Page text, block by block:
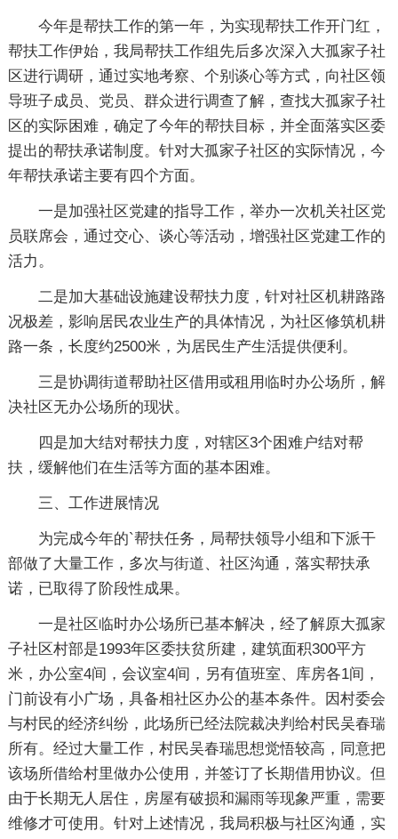
今年是帮扶工作的第一年，为实现帮扶工作开门红，
帮扶工作伊始，我局帮扶工作组先后多次深入大孤家子社
区进行调研，通过实地考察、个别谈心等方式，向社区领
导班子成员、党员、群众进行调查了解，查找大孤家子社
区的实际困难，确定了今年的帮扶目标，并全面落实区委
提出的帮扶承诺制度。针对大孤家子社区的实际情况，今
年帮扶承诺主要有四个方面。
一是加强社区党建的指导工作，举办一次机关社区党
员联席会，通过交心、谈心等活动，增强社区党建工作的
活力。
二是加大基础设施建设帮扶力度，针对社区机耕路路
况极差，影响居民农业生产的具体情况，为社区修筑机耕
路一条，长度约2500米，为居民生产生活提供便利。
三是协调街道帮助社区借用或租用临时办公场所，解
决社区无办公场所的现状。
四是加大结对帮扶力度，对辖区3个困难户结对帮
扶，缓解他们在生活等方面的基本困难。
三、工作进展情况
为完成今年的`帮扶任务，局帮扶领导小组和下派干
部做了大量工作，多次与街道、社区沟通，落实帮扶承
诺，已取得了阶段性成果。
一是社区临时办公场所已基本解决，经了解原大孤家
子社区村部是1993年区委扶贫所建，建筑面积300平方
米，办公室4间，会议室4间，另有值班室、库房各1间，
门前设有小广场，具备相社区办公的基本条件。因村委会
与村民的经济纠纷，此场所已经法院裁决判给村民吴春瑞
所有。经过大量工作，村民吴春瑞思想觉悟较高，同意把
该场所借给村里做办公使用，并签订了长期借用协议。但
由于长期无人居住，房屋有破损和漏雨等现象严重，需要
维修才可使用。针对上述情况，我局积极与社区沟通，实